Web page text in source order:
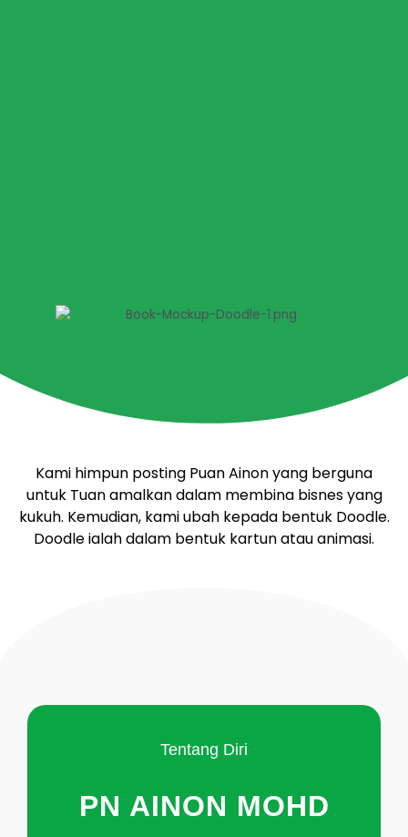
Kami himpun posting Puan Ainon yang berguna
untuk Tuan amalkan dalam membina bisnes yang
kukuh. Kemudian, kami ubah kepada bentuk Doodle.
Doodle ialah dalam bentuk kartun atau animasi.
Tentang Diri
PN AINON MOHD